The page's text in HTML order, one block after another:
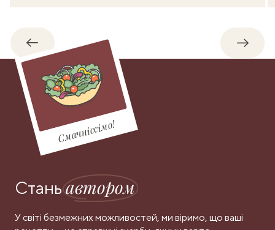
Назад
Смачніссімо!
Станьавтором
У світі безмежних можливостей, ми віримо, що ваші